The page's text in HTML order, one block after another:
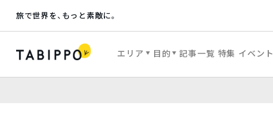
旅で世界を、もっと素敵に。
エリア 目的 記事一覧 特集 イベント